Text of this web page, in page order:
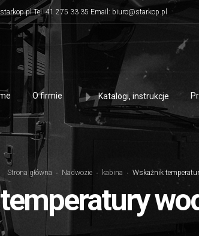
Tel. 41 275 33 35 Email: biuro@starkop.pl
O firmie Katalogi, instrukcje
Strona główna Nadwozie kabina Wskaźnik